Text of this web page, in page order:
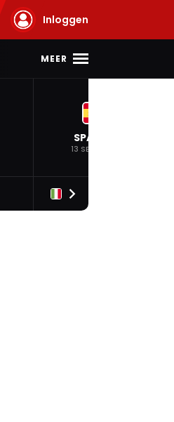
Inloggen
MEER
SPANJE
13 SEP. 2026